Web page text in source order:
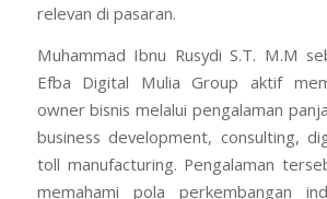
relevan di pasaran.
Muhammad Ibnu Rusydi S.T. M.M
Efba Digital Mulia Group aktif
owner bisnis melalui pengalaman
business development, consulting,
toll manufacturing. Pengalaman
memahami pola perkembangan